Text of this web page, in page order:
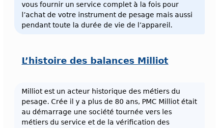
vous fournir un service complet à la fois pour
l’achat de votre instrument de pesage mais aussi
pendant toute la durée de vie de l’appareil.
L’histoire des balances Milliot
Milliot est un acteur historique des métiers du
pesage. Crée il y a plus de 80 ans, PMC Milliot était
au démarrage une société tournée vers les
métiers du service et de la vérification des